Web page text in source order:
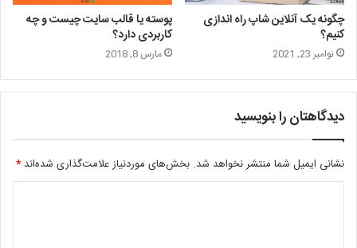
چگونه یک آنلاین شاپ راه اندازی
کنیم؟
نوامبر 23, 2021
پوسته یا قالب سایت چیست و چه
کاربردی دارد؟
مارس 8, 2018
دیدگاهتان را بنویسید
نشانی ایمیل شما منتشر نخواهد شد. بخش‌های موردنیاز علامت‌گذاری شده‌اند*